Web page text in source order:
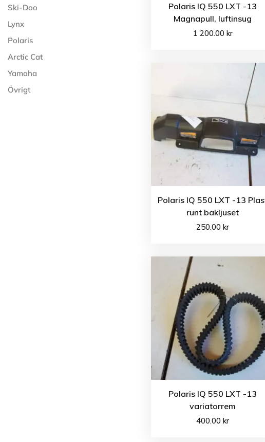
Ski-Doo
Lynx
Polaris
Arctic Cat
Yamaha
Övrigt
Polaris IQ 550 LXT -13
Magnapull, luftinsug
1 200.00 kr
Polaris IQ 550 LXT -13
runt bakljuset
250.00kr
Polaris IQ 550 LXT -13
variatorrem
400.00kr